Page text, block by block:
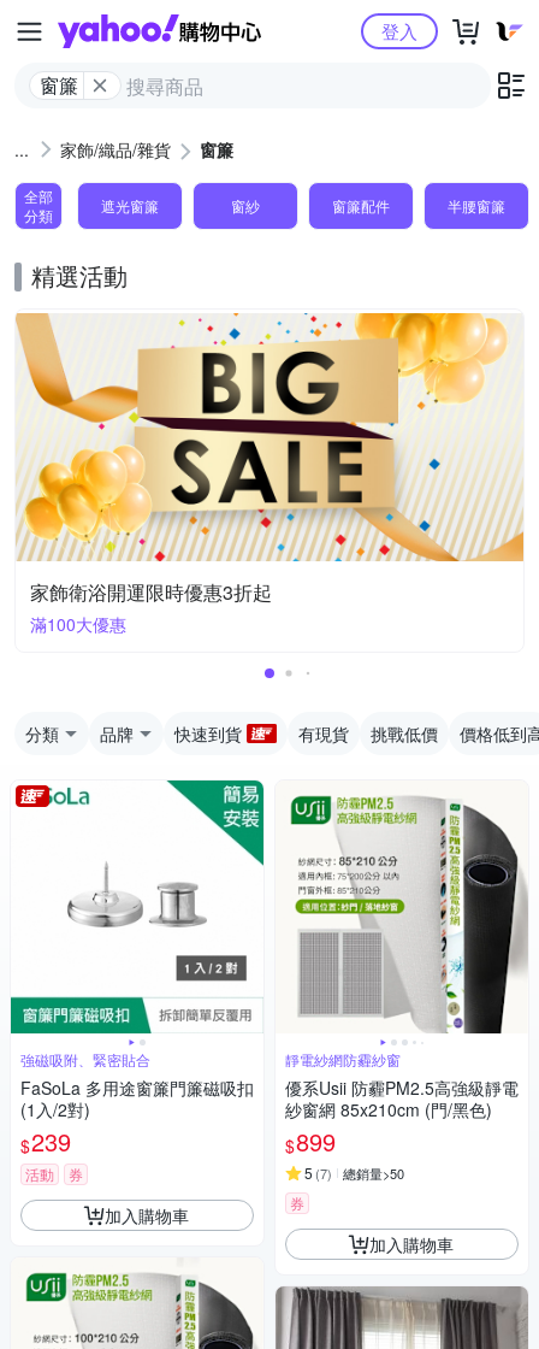
Yahoo購物中心
窗簾
登入
家飾/織品/雜貨 窗簾
全部
分類
遮光窗簾 窗紗 窗簾配件 半腰窗簾
精選活動
家飾衛浴開運限時優惠3折起
滿100大優惠
分類 品牌 快速到貨 有現貨 挑戰低價 價格低到
強磁吸附、緊密貼合
FaSoLa 多用途窗簾門簾磁吸扣
(1入/2對)
$239
活動 券
加入購物車
靜電紗網防霾紗窗
優系Usii 防霾PM2.5高強級靜電
紗窗網 85x210cm (門/黑色)
$899
5 (7) 總銷量>50
券
加入購物車